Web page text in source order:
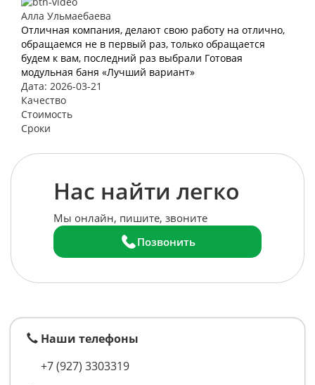
Алла Ульмаебаева
Отличная компания, делают свою работу на отлично,
обращаемся не в первый раз, только обращается
будем к вам, последний раз выбрали Готовая
модульная баня «Лучший вариант»
Дата: 2026-03-21
Качество
Стоимость
Сроки
Нас найти легко
Мы онлайн, пишите, звоните
Позвонить
Наши телефоны
+7 (927) 3303319